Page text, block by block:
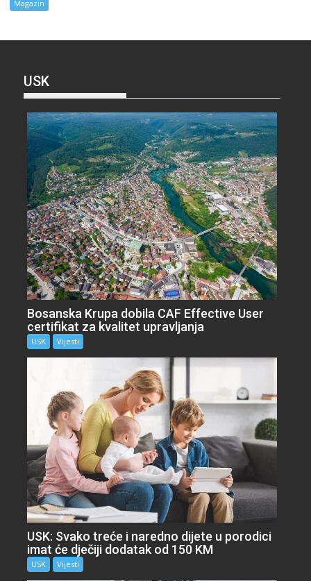
Magazin
USK
Bosanska Krupa dobila CAF Effective User
certifikat za kvalitet upravljanja
USK Vijesti
USK: Svako treće i naredno dijete u porodici
imat će dječiji dodatak od 150 KM
USK Vijesti